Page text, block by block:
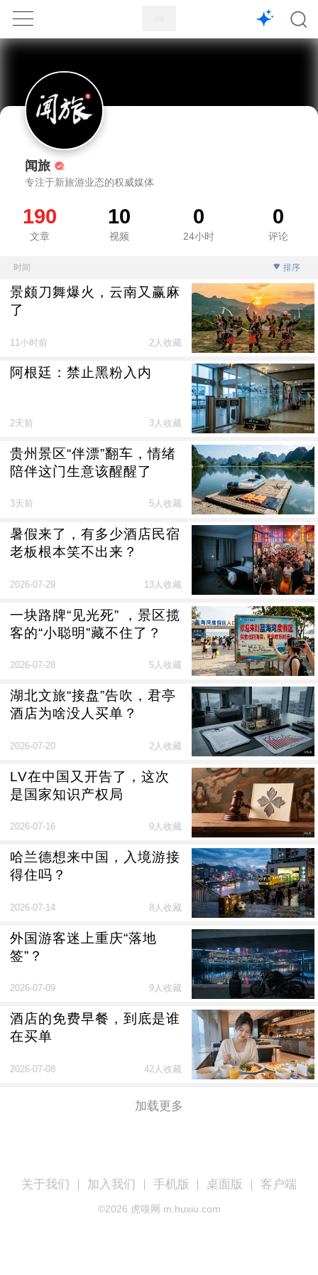
1X
闻旅
专注于新旅游业态的权威媒体
190
文章
10
视频
0
24小时
0
评论
时间 排序
景颇刀舞爆火，云南又赢麻
了
11小时前 2人收藏
阿根廷：禁止黑粉入内
2天前 3人收藏
贵州景区“伴漂”翻车，情绪
陪伴这门生意该醒醒了
3天前 5人收藏
暑假来了，有多少酒店民宿
老板根本笑不出来？
2026-07-29 13人收藏
一块路牌“见光死” ，景区揽
客的“小聪明”藏不住了？
2026-07-28 5人收藏
湖北文旅“接盘”告吹，君亭
酒店为啥没人买单？
2026-07-20 2人收藏
LV在中国又开告了，这次
是国家知识产权局
2026-07-16 9人收藏
哈兰德想来中国，入境游接
得住吗？
2026-07-14 8人收藏
外国游客迷上重庆“落地
签”？
2026-07-09 9人收藏
酒店的免费早餐，到底是谁
在买单
2026-07-08 42人收藏
加载更多
关于我们 加入我们 手机版 桌面版 客户端
©2026 虎嗅网 m.huxiu.com